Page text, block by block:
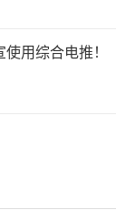
得与美方
二轮会谈
部长乌梅罗
用综合电推！